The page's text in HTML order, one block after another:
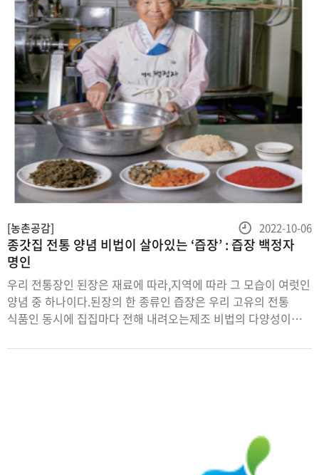
종갓집 전통 양념 비법이 살아있는 ‘즙장’ : 즙장 백정자
명인
우리 전통장인 된장은 재료에 따라,지역에 따라 그 모습이 여럿인
양념 중 하나이다.된장의 한 종류인 즙장은 우리 고유의 전통
식품인 동시에 집집마다 전해 내려오는제조 비법의 다양성이
강진에서즙장 백정자 명인을 만나보았다.글 이한나 사진
[농촌공감]
등
록
2022-10-06